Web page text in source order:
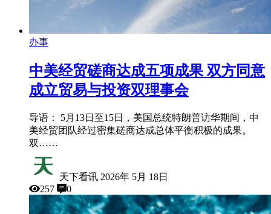
办事
中美经贸磋商达成五项成果 双方同意
成立贸易与投资双理事会
导语： 5月13日至15日，美国总统特朗普访华期间，中
美经贸团队经过密集磋商达成总体平衡积极的成果。
双……
天下看讯 2026年 5月 18日
257
0